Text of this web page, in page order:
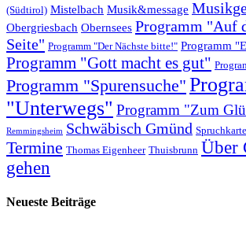
(Südtirol) Mistelbach Musik&message
Obergriesbach Obernsees Programm "Auf
Seite" Programm "Der Nächste bitte!" Programm
Programm "Gott macht es gut"
Programm "Spurensuche"
"Unterwegs" Programm "Zum
Remmingsheim Schwäbisch Gmünd Spruchkarte
Termine Thomas Eigenheer Thuisbrunn Über
gehen
Neueste Beiträge